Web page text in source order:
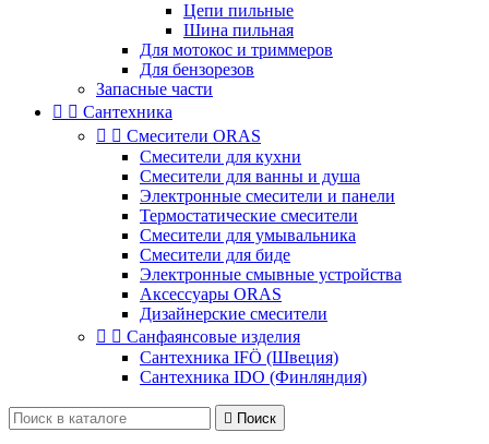
Цепи пильные
Шина пильная
Для мотокос и триммеров
Для бензорезов
Запасные части
  Сантехника
  Смесители ORAS
Смесители для кухни
Смесители для ванны и душа
Электронные смесители и панели
Термостатические смесители
Смесители для умывальника
Смесители для биде
Электронные смывные устройства
Аксессуары ORAS
Дизайнерские смесители
  Санфаянсовые изделия
Сантехника IFÖ (Швеция)
Сантехника IDO (Финляндия)
 Поиск